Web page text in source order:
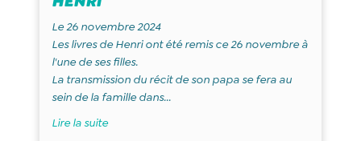
Le 26 novembre 2024
Les livres de Henri ont été remis ce 26 novembre à
l'une de ses filles.
La transmission du récit de son papa se fera au
sein de la famille dans...
Lire la suite